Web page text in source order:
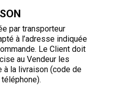
par transporteur
à l’adresse indiquée
Le Client doit
au Vendeur les
à la livraison (code de